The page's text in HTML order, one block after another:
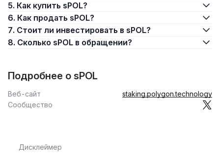
5. Как купить sPOL?
6. Как продать sPOL?
7. Стоит ли инвестировать в sPOL?
8. Сколько sPOL в обращении?
Подробнее о sPOL
Веб-сайт
staking.polygon.technology
Сообщество
Дисклеймер